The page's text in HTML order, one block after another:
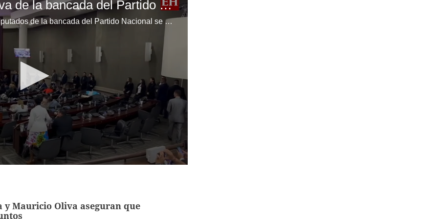
Insurrección legislativa de la bancada del Partido Nacional en el Congreso Nacional
¡Gritos, pancartas y silbatazos! Diputados de la bancada del Partido Nacional se manifestaron este martes previo al inicio de la sesión legislativa en el Congreso Nacional. Video: Lesly Chambasis | EL HERALDO
y Mauricio Oliva aseguran que